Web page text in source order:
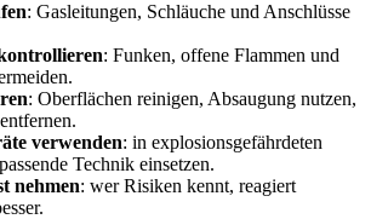
: Gasleitungen, Schläuche und Anschlüsse
: Funken, offene Flammen und
: Oberflächen reinigen, Absaugung nutzen,
verwenden: in explosionsgefährdeten
Technik einsetzen.
nehmen: wer Risiken kennt, reagiert